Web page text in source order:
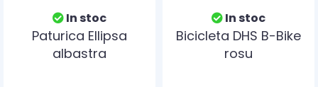
In stoc
Paturica Ellipsa
albastra
In stoc
Bicicleta DHS B-Bike
rosu